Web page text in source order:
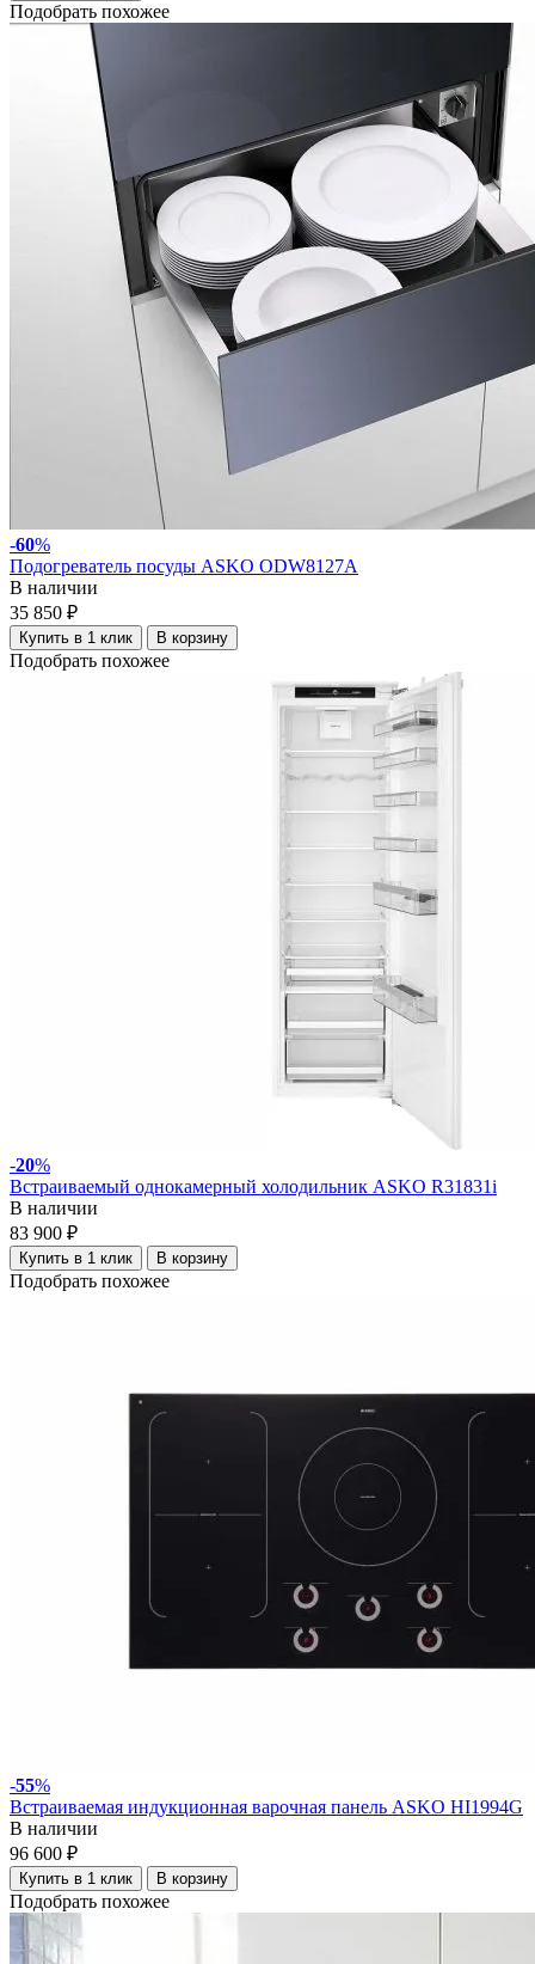
Подобрать похожее
-60%
Подогреватель посуды ASKO ODW8127A
В наличии
35 850 ₽
Купить в 1 клик В корзину
Подобрать похожее
-20%
Встраиваемый однокамерный холодильник ASKO R31831i
В наличии
83 900 ₽
Купить в 1 клик В корзину
Подобрать похожее
-55%
Встраиваемая индукционная варочная панель ASKO HI1994G
В наличии
96 600 ₽
Купить в 1 клик В корзину
Подобрать похожее